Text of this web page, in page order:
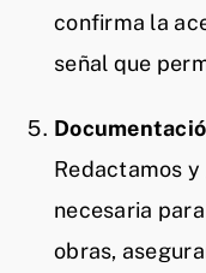
confirma la
señal que
Redactamos
necesaria
obras,